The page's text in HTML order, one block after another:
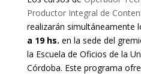
Productor Integral de
realizarán simultáneamente
a 19 hs. en la sede del
la Escuela de Oficios de la
Córdoba. Este programa